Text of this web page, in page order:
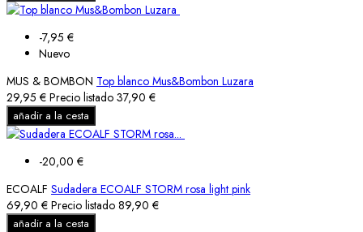
-7,95 €
Nuevo
MUS & BOMBON Top blanco Mus&Bombon Luzara
29,95 € Precio listado 37,90 €
añadir a la cesta
-20,00 €
ECOALF Sudadera ECOALF STORM rosa light pink
69,90 € Precio listado 89,90 €
añadir a la cesta